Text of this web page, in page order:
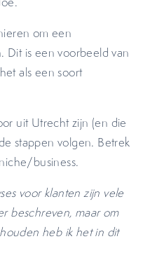
om een
Dit is een voorbeeld van
als een soort
uit Utrecht zijn (en die
stappen volgen. Betrek
business.
voor klanten zijn vele
beschreven, maar om
heb ik het in dit